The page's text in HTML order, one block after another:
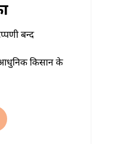
बन्दहाइब्रिड
की
आधुनिक किसान के